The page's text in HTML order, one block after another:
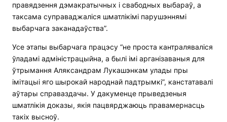
правядзення дэмакратычных і свабодных выбараў, а
таксама суправаджаліся шматлікімі парушэннямі
выбарчага заканадаўства”.
Усе этапы выбарчага працэсу “не проста кантраляваліся
ўладамі адміністрацыйна, а былі імі арганізаваныя для
ўтрымання Аляксандрам Лукашэнкам улады пры
імітацыі яго шырокай народнай падтрымкі”, канстатавалі
аўтары справаздачы. У дакуменце прыведзеныя
шматлікія доказы, якія пацвярджаюць правамернасць
такіх высноў.